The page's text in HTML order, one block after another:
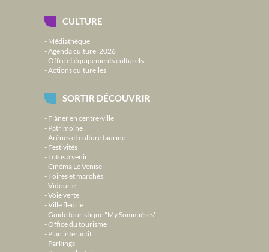
CULTURE
Médiathèque
Agenda culturel 2026
Offre et équipements culturels
Actions culturelles
SORTIR DÉCOUVRIR
Flâner en centre-ville
Patrimoine
Arènes et culture taurine
Festivités
Lotos à venir
Cinéma Le Venise
Foires et marchés
Vidourle
Voie verte
Ville fleurie
Guide touristique "My Sommières"
Office du tourisme
Plan interactif
Parkings